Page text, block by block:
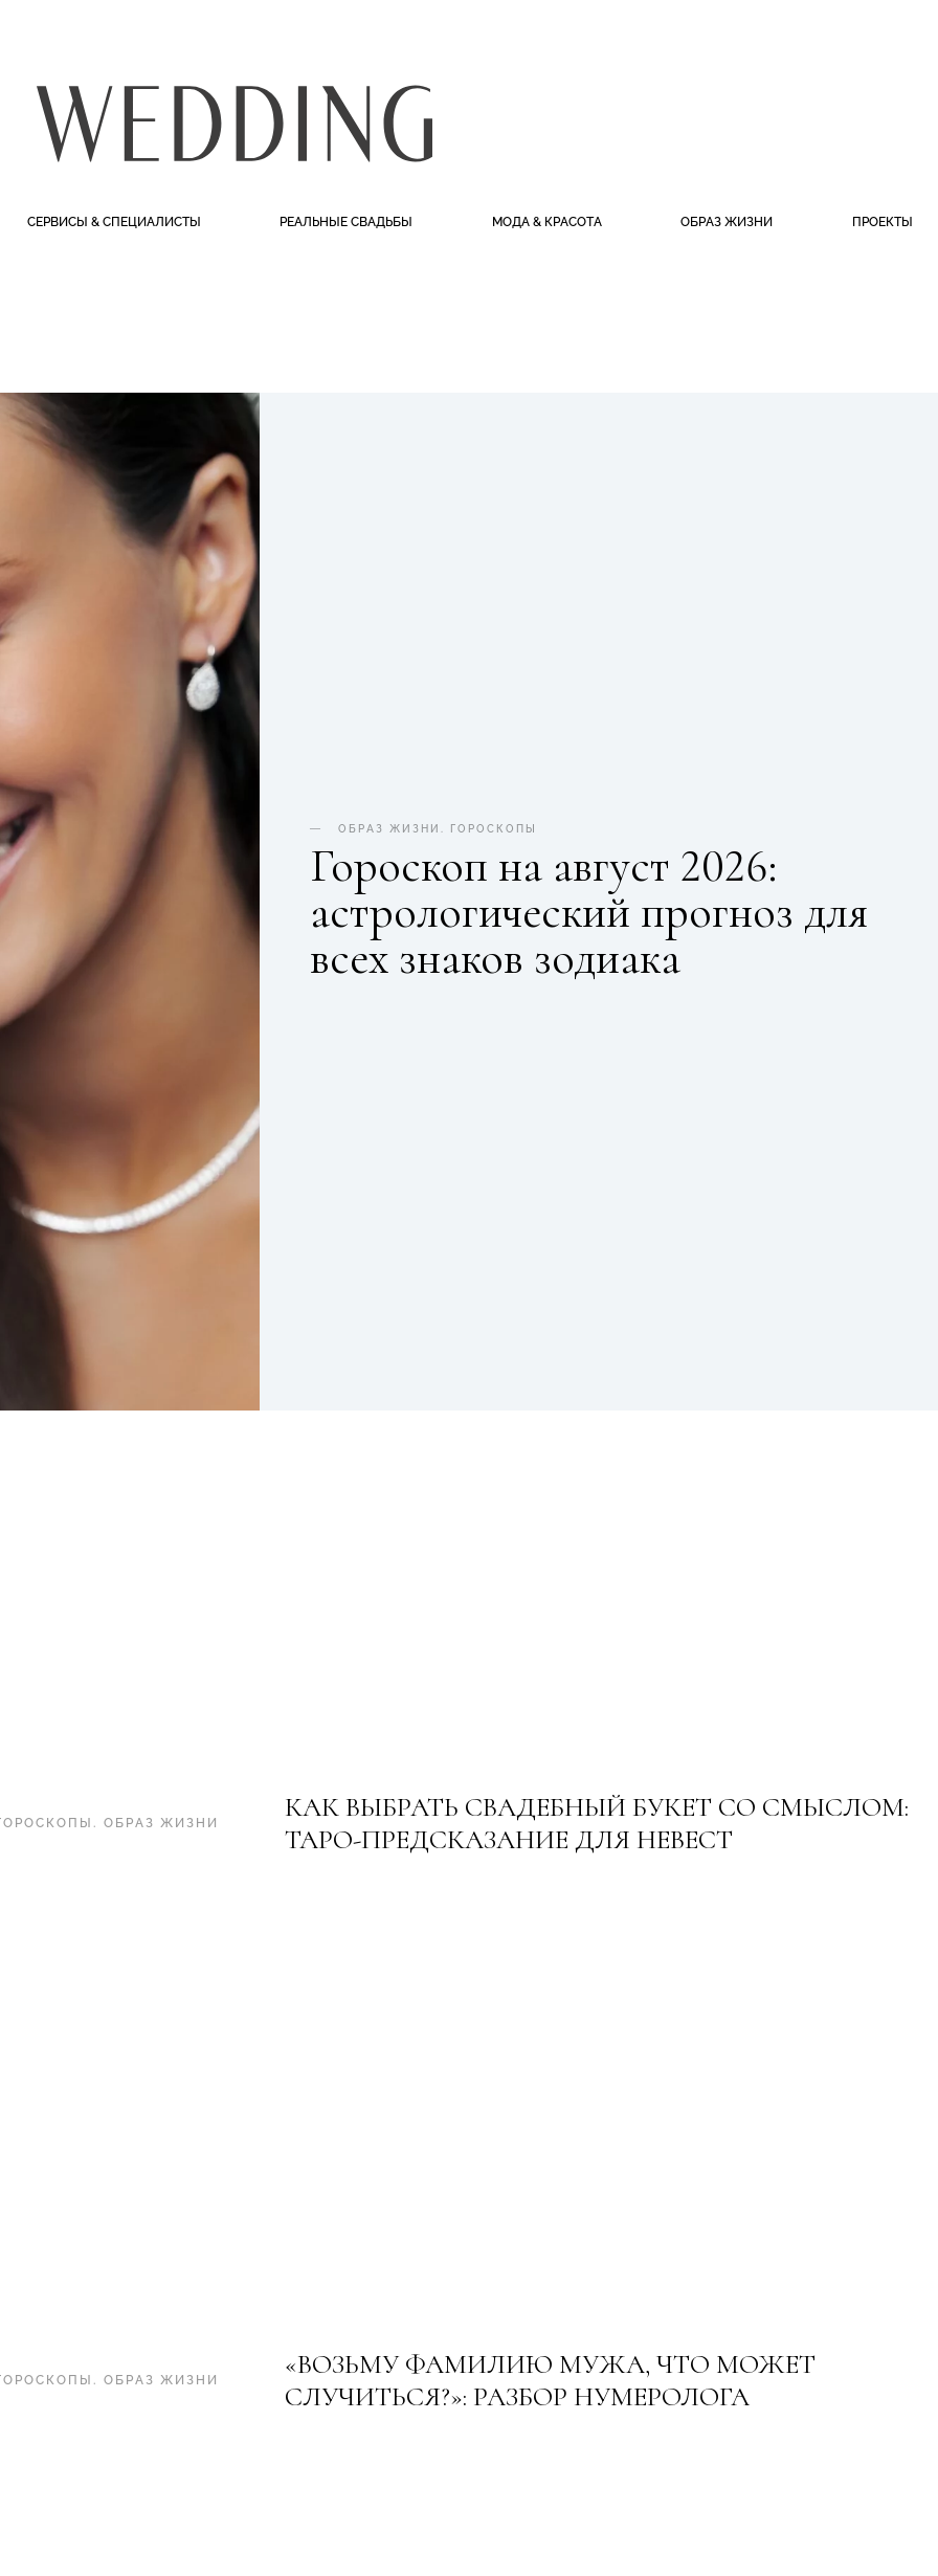
СЕРВИСЫ & СПЕЦИАЛИСТЫ РЕАЛЬНЫЕ СВАДЬБЫ МОДА & КРАСОТА ОБРАЗ ЖИЗНИ ПРОЕКТЫ
ОБРАЗ ЖИЗНИ ГОРОСКОПЫ
Гороскоп на август 2026:
астрологический прогноз для
всех знаков зодиака
. ОБРАЗ ЖИЗНИ
КАК ВЫБРАТЬ СВАДЕБНЫЙ БУКЕТ СО СМЫСЛОМ:
ТАРО-ПРЕДСКАЗАНИЕ ДЛЯ НЕВЕСТ
. ОБРАЗ ЖИЗНИ
«ВОЗЬМУ ФАМИЛИЮ МУЖА, ЧТО МОЖЕТ
СЛУЧИТЬСЯ?»: РАЗБОР НУМЕРОЛОГА